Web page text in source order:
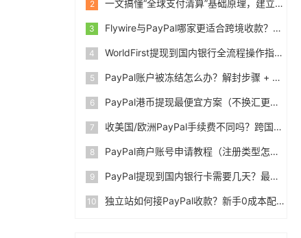
2 一文搞懂“全球支付清算”基础原理，建立跨境支付底层认知
3 Flywire与PayPal哪家更适合跨境收款？收费到账体验全面评测
4 WorldFirst提现到国内银行全流程操作指南，卖家必读完整攻略
5 PayPal账户被冻结怎么办？解封步骤 + 防止再次限制指南
6 PayPal港币提现最便宜方案（不换汇更省钱）
7 收美国/欧洲PayPal手续费不同吗？跨国费率表曝光
8 PayPal商户账号申请教程（注册类型怎么选？避坑指南）
9 PayPal提现到国内银行卡需要几天？最便宜的方法公布
10 独立站如何接PayPal收款？新手0成本配置教程